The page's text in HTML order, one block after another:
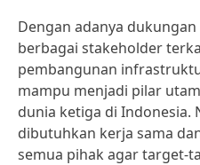
Dengan adanya
berbagai stakeholder
pembangunan
mampu menjadi pilar
dunia ketiga di Indonesia.
dibutuhkan kerja sama
semua pihak agar target-